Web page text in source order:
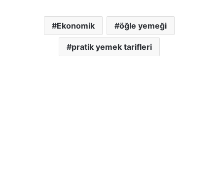
Ekonomik öğle yemeği
pratik yemek tarifleri